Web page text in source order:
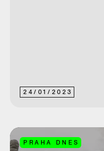
24/ 01/ 2023
PRAHA DNES